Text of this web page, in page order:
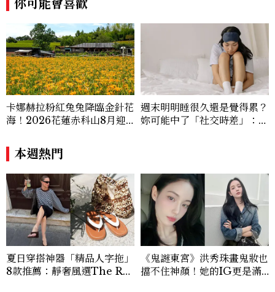
你可能會喜歡
卡娜赫拉粉紅兔兔降臨金針花
海！2026花蓮赤科山8月迎
＋夢幻打卡攻略
週末明明睡很久還是覺得累？
妳可能中了「社交時差」：睡
本週熱門
夏日穿搭神器「精品人字拖」
8款推薦：靜奢風選The Ro
《鬼謎東宮》洪秀珠畫鬼妝也
擋不住神顏！她的IG更是滿